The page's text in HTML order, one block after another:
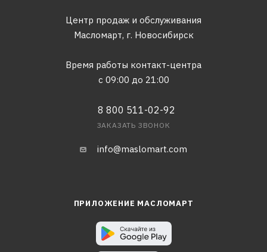
Центр продаж и обслуживания
Масломарт, г. Новосибирск
Время работы контакт-центра
с 09:00 до 21:00
8 800 511-02-92
ЗАКАЗАТЬ ЗВОНОК
info@maslomart.com
ПРИЛОЖЕНИЕ МАСЛОМАРТ